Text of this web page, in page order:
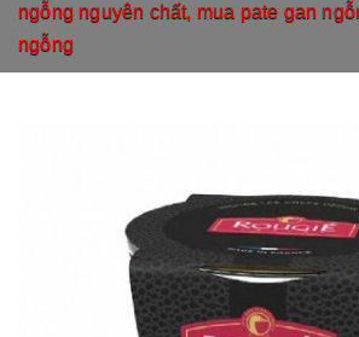
ngỗng nguyên chất, mua pate gan
ngỗng